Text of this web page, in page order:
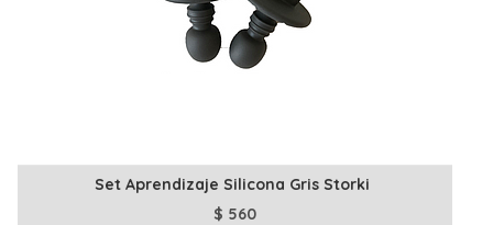
Set Aprendizaje Silicona Gris Storki
$ 560